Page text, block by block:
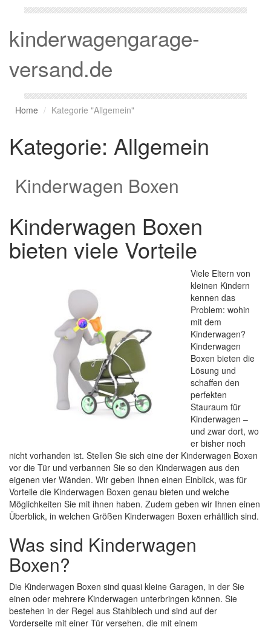
kinderwagengarage-
versand.de
Home Kategorie "Allgemein"
Kategorie: Allgemein
Kinderwagen Boxen
Kinderwagen Boxen
bieten viele Vorteile
Viele Eltern von
kleinen Kindern
kennen das
Problem: wohin
mit dem
Kinderwagen?
Kinderwagen
Boxen bieten die
Lösung und
schaffen den
perfekten
Stauraum für
Kinderwagen –
und zwar dort, wo
er bisher noch
nicht vorhanden ist. Stellen Sie sich eine der Kinderwagen Boxen
vor die Tür und verbannen Sie so den Kinderwagen aus den
eigenen vier Wänden. Wir geben Ihnen einen Einblick, was für
Vorteile die Kinderwagen Boxen genau bieten und welche
Möglichkeiten Sie mit ihnen haben. Zudem geben wir Ihnen einen
Überblick, in welchen Größen Kinderwagen Boxen erhältlich sind.
Was sind Kinderwagen
Boxen?
Die Kinderwagen Boxen sind quasi kleine Garagen, in der Sie
einen oder mehrere Kinderwagen unterbringen können. Sie
bestehen in der Regel aus Stahlblech und sind auf der
Vorderseite mit einer Tür versehen, die mit einem